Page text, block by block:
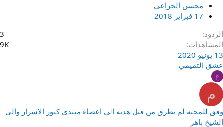
محسن الخزاعي
17 فبراير 2018
الردود
3
المشاهدات
9K
13 يونيو 2020
عشق التميمي
ع
م
وفق للمحبه لم يطرق من قبل هديه الى اعضاء منتدى كنوز الاسرار والى
الشيخ باهر